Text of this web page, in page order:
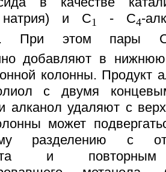
натрия) и С1 - С4-
При этом пары
добавляют в нижнюю
колонны. Продукт
с двумя
алканол удаляют с
может
разделению с
и повторным